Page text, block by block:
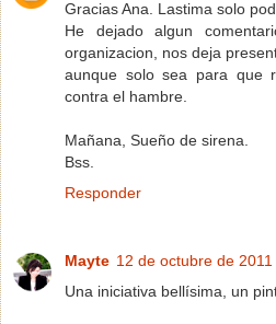
Gracias Ana. Lastima solo
He dejado algun
organizacion, nos deja
aunque solo sea para que
contra el hambre.
Mañana, Sueño de sirena.
Bss.
Responder
Mayte 12 de octubre de 2011
Una iniciativa bellísima, un